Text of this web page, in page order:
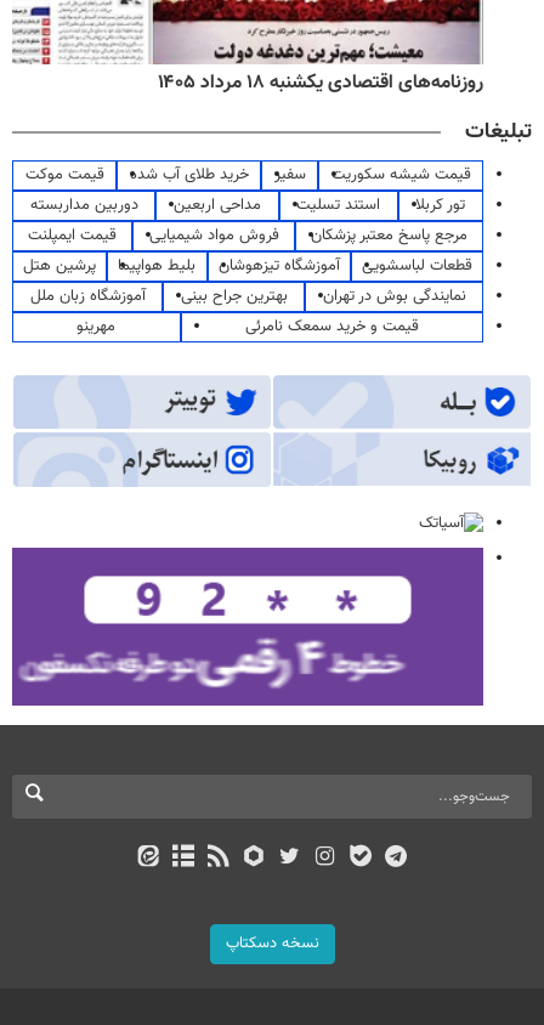
روزنامه‌های اقتصادی یکشنبه ۱۸ مرداد ۱۴۰۵
تبلیغات
قیمت شیشه سکوریت سفیر خرید طلای آب شده
قیمت موکت
تور کربلا
استند تسلیت مداحی اربعین
دوربین مداربسته
مرجع پاسخ معتبر پزشکان
فروش مواد شیمیایی
قیمت ایمپلنت
قطعات لباسشویی
آموزشگاه تیزهوشان بلیط هواپیما
پرشین هتل
نمایندگی بوش در تهران
بهترین جراح بینی
آموزشگاه زبان ملل
قیمت و خرید سمعک نامرئی
مهرینو
نسخه دسکتاپ